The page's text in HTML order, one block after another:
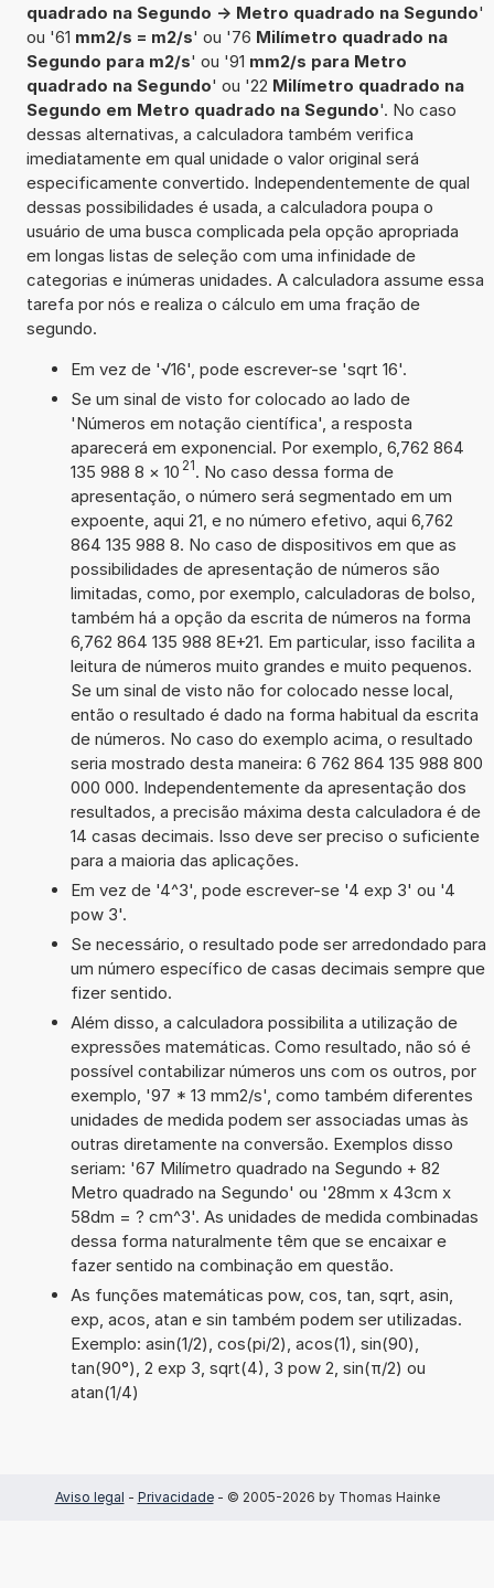
quadrado na Segundo -> Metro quadrado na Segundo'
ou '61 mm2/s = m2/s' ou '76 Milímetro quadrado na
Segundo para m2/s' ou '91 mm2/s para Metro
quadrado na Segundo' ou '22 Milímetro quadrado na
Segundo em Metro quadrado na Segundo'. No caso
dessas alternativas, a calculadora também verifica
imediatamente em qual unidade o valor original será
especificamente convertido. Independentemente de qual
dessas possibilidades é usada, a calculadora poupa o
usuário de uma busca complicada pela opção apropriada
em longas listas de seleção com uma infinidade de
categorias e inúmeras unidades. A calculadora assume essa
tarefa por nós e realiza o cálculo em uma fração de
segundo.
Em vez de '√16', pode escrever-se 'sqrt 16'.
Se um sinal de visto for colocado ao lado de
'Números em notação científica', a resposta
aparecerá em exponencial. Por exemplo, 6,762 864
135 988 8 × 10 21. No caso dessa forma de
apresentação, o número será segmentado em um
expoente, aqui 21, e no número efetivo, aqui 6,762
864 135 988 8. No caso de dispositivos em que as
possibilidades de apresentação de números são
limitadas, como, por exemplo, calculadoras de bolso,
também há a opção da escrita de números na forma
6,762 864 135 988 8E+21. Em particular, isso facilita a
leitura de números muito grandes e muito pequenos.
Se um sinal de visto não for colocado nesse local,
então o resultado é dado na forma habitual da escrita
de números. No caso do exemplo acima, o resultado
seria mostrado desta maneira: 6 762 864 135 988 800
000 000. Independentemente da apresentação dos
resultados, a precisão máxima desta calculadora é de
14 casas decimais. Isso deve ser preciso o suficiente
para a maioria das aplicações.
Em vez de '4^3', pode escrever-se '4 exp 3' ou '4
pow 3'.
Se necessário, o resultado pode ser arredondado para
um número específico de casas decimais sempre que
fizer sentido.
Além disso, a calculadora possibilita a utilização de
expressões matemáticas. Como resultado, não só é
possível contabilizar números uns com os outros, por
exemplo, '97 * 13 mm2/s', como também diferentes
unidades de medida podem ser associadas umas às
outras diretamente na conversão. Exemplos disso
seriam: '67 Milímetro quadrado na Segundo + 82
Metro quadrado na Segundo' ou '28mm x 43cm x
58dm = ? cm^3'. As unidades de medida combinadas
dessa forma naturalmente têm que se encaixar e
fazer sentido na combinação em questão.
As funções matemáticas pow, cos, tan, sqrt, asin,
exp, acos, atan e sin também podem ser utilizadas.
Exemplo: asin(1/2), cos(pi/2), acos(1), sin(90),
tan(90°), 2 exp 3, sqrt(4), 3 pow 2, sin(π/2) ou
atan(1/4)
Aviso legal - Privacidade- © 2005-2026 by Thomas Hainke